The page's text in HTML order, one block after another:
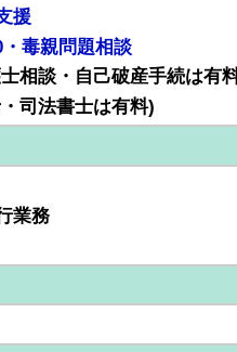
援
・毒親問題相談
相談・自己破産手続は有
司法書士は有料)
業務